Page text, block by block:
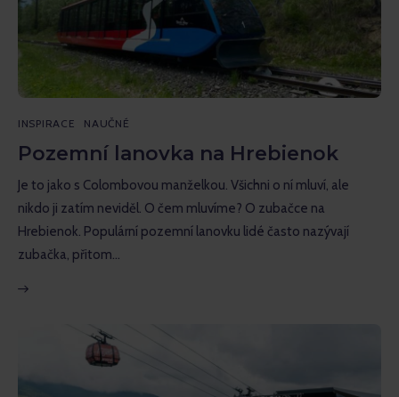
INSPIRACE NAUČNÉ
Pozemní lanovka na Hrebienok
Je to jako s Colombovou manželkou. Všichni o ní mluví, ale
nikdo ji zatím neviděl. O čem mluvíme? O zubačce na
Hrebienok. Populární pozemní lanovku lidé často nazývají
zubačka, přitom…